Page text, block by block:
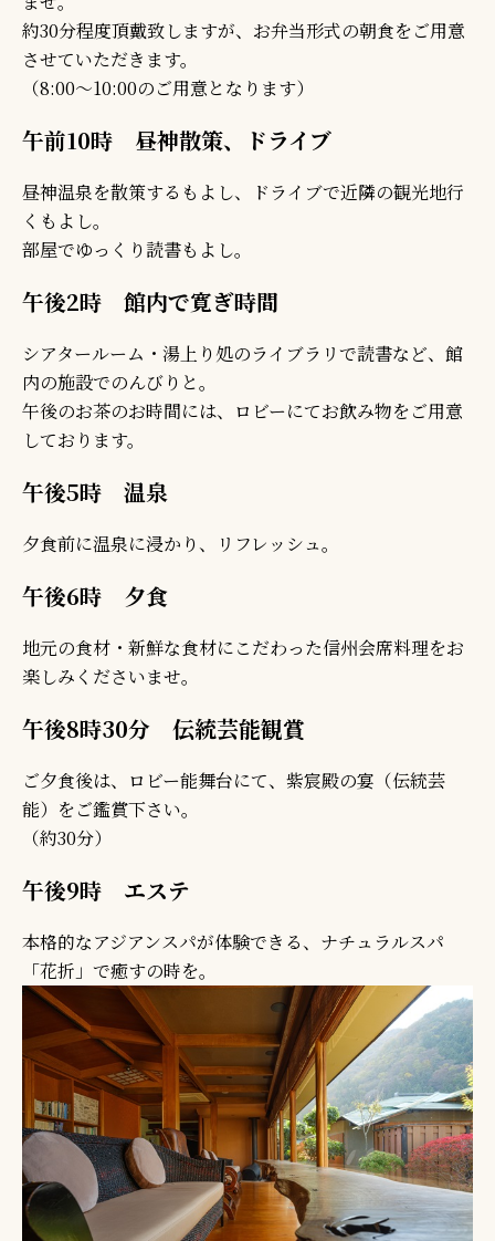
約30分程度頂戴致しますが、お弁当形式の朝食をご用意
させていただきます。
（8:00～10:00のご用意となります）
午前10時 昼神散策、ドライブ
昼神温泉を散策するもよし、ドライブで近隣の観光地行
くもよし。
部屋でゆっくり読書もよし。
午後2時 館内で寛ぎ時間
シアタールーム・湯上り処のライブラリで読書など、館
内の施設でのんびりと。
午後のお茶のお時間には、ロビーにてお飲み物をご用意
しております。
午後5時 温泉
夕食前に温泉に浸かり、リフレッシュ。
午後6時 夕食
地元の食材・新鮮な食材にこだわった信州会席料理をお
楽しみくださいませ。
午後8時30分 伝統芸能観賞
ご夕食後は、ロビー能舞台にて、紫宸殿の宴（伝統芸
能）をご鑑賞下さい。
（約30分）
午後9時 エステ
本格的なアジアンスパが体験できる、ナチュラルスパ
「花折」で癒すの時を。